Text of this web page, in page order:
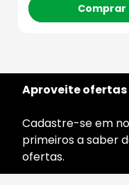
Comprar
Aproveite
Cadastre-se em
primeiros a saber
ofertas.